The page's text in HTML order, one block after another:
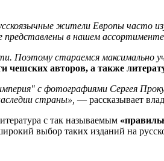
жители Европы часто
в нашем
Поэтому стараемся максимально
чешских авторов, а также
с фотографиями Сергея
страны», — рассказывает
с так называемым
выбор таких изданий на